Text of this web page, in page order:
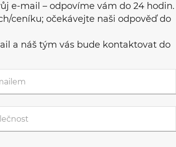
e-mail – odpovíme vám do 24 hodin.
ceníku; očekávejte naši odpověď do
a náš tým vás bude kontaktovat do